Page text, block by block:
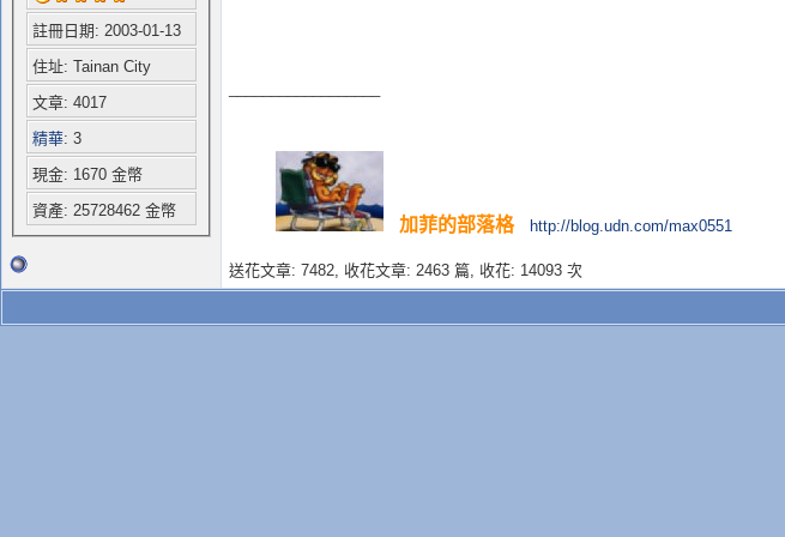
註冊日期: 2003-01-13
住址: Tainan City
文章: 4017
精華: 3
現金: 1670 金幣
資產: 25728462 金幣
加菲的部落格 http://blog.udn.com/max0551
送花文章: 7482, 收花文章: 2463 篇, 收花: 14093 次